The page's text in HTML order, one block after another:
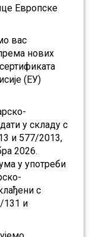
Европске
вас
нових
(ЕУ)
у складу с
и 577/2013,
2026.
у употреби
с
131 и